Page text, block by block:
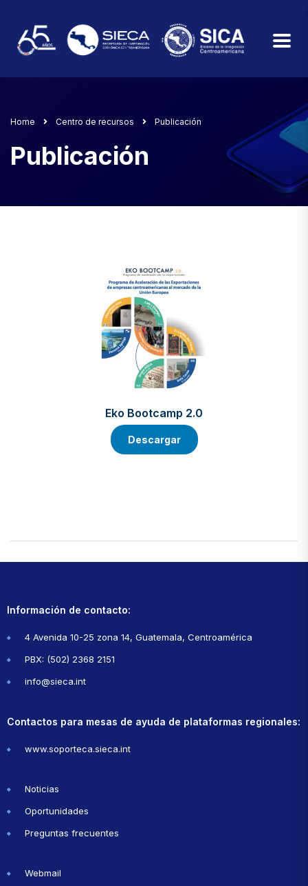
Home Centro de recursos Publicación
Publicación
Eko Bootcamp 2.0
Descargar
Información de contacto:
4 Avenida 10-25 zona 14, Guatemala, Centroamérica
PBX: (502) 2368 2151
info@sieca.int
Contactos para mesas de ayuda de plataformas regionales:
www.soporteca.sieca.int
Noticias
Oportunidades
Preguntas frecuentes
Webmail